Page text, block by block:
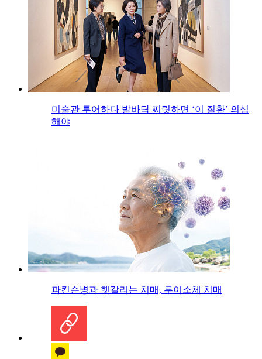
미술관 투어하다 발바닥 찌릿하면 ‘이 질환’ 의심
해야
파킨슨병과 헷갈리는 치매, 루이소체 치매